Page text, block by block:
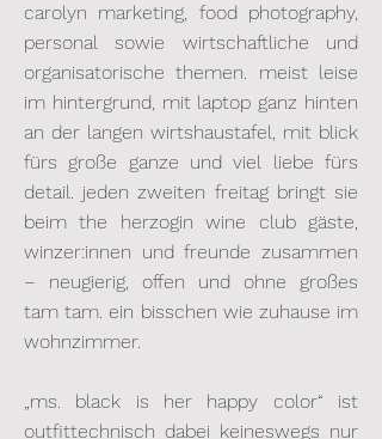
carolyn marketing, food photography,
personal sowie wirtschaftliche und
organisatorische themen. meist leise
im hintergrund, mit laptop ganz hinten
an der langen wirtshaustafel, mit blick
fürs große ganze und viel liebe fürs
detail. jeden zweiten freitag bringt sie
beim the herzogin wine club gäste,
winzer:innen und freunde zusammen
– neugierig, offen und ohne großes
tam tam. ein bisschen wie zuhause im
wohnzimmer.
„ms. black is her happy color“ ist
outfittechnisch dabei keineswegs nur